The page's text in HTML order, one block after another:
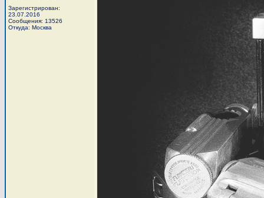
Зарегистрирован:
23.07.2016
Сообщения: 13526
Откуда: Москва